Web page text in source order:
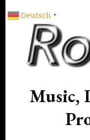
Music,
Deutsch ▼